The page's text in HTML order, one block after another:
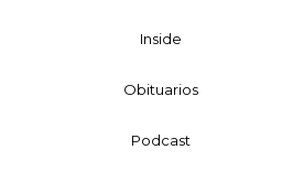
Inside
Obituarios
Podcast